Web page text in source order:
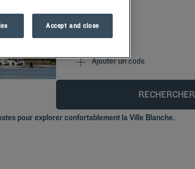
RECHERCHER
Ajouter un code
pour explorer confortablement la Ville Blanche.
Accept and close